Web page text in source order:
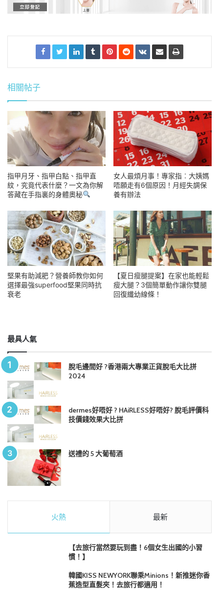
相關帖子
指甲月牙、指甲白點、指甲直
紋，究竟代表什麼？一文為你解
答藏在手指裏的身體奧秘
女人最煩月事！專家指︰大姨媽
唔願走有6個原因！月經失調保
養有辦法
堅果有助減肥？營養師教你如何
選擇最強superfood堅果同時抗
衰老
【夏日瘦腿提案】在家也能輕鬆
瘦大腿？3個簡單動作讓你雙腿
回復纖幼線條！
最具人氣
脫毛邊間好 ?香港兩大專業正貨脫毛大比拼
2024
dermes好唔好 ? HAiRLESS好唔好? 脫毛評價科
技價錢效果大比拼
送禮的 5 大葡萄酒
火熱 最新
【去旅行當然要玩到盡！6個女生出國的小習
慣！】
韓國KISS NEWYORK聯乘Minions！新推迷你香
蕉造型直髮夾！去旅行都適用！